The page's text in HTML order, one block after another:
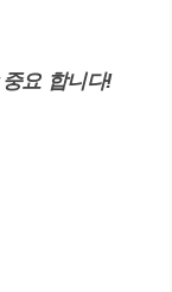
요 합니다!